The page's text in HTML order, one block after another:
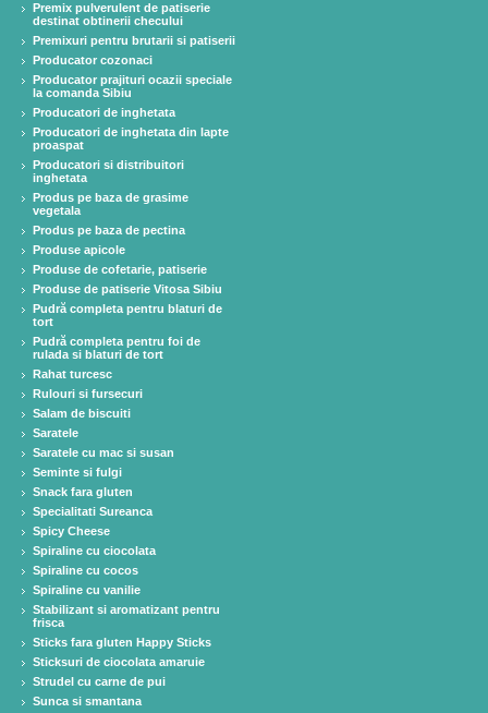
Premix pulverulent de patiserie
destinat obtinerii checului
Premixuri pentru brutarii si patiserii
Producator cozonaci
Producator prajituri ocazii speciale
la comanda Sibiu
Producatori de inghetata
Producatori de inghetata din lapte
proaspat
Producatori si distribuitori
inghetata
Produs pe baza de grasime
vegetala
Produs pe baza de pectina
Produse apicole
Produse de cofetarie, patiserie
Produse de patiserie Vitosa Sibiu
Pudră completa pentru blaturi de
tort
Pudră completa pentru foi de
rulada si blaturi de tort
Rahat turcesc
Rulouri si fursecuri
Salam de biscuiti
Saratele
Saratele cu mac si susan
Seminte si fulgi
Snack fara gluten
Specialitati Sureanca
Spicy Cheese
Spiraline cu ciocolata
Spiraline cu cocos
Spiraline cu vanilie
Stabilizant si aromatizant pentru
frisca
Sticks fara gluten Happy Sticks
Sticksuri de ciocolata amaruie
Strudel cu carne de pui
Sunca si smantana